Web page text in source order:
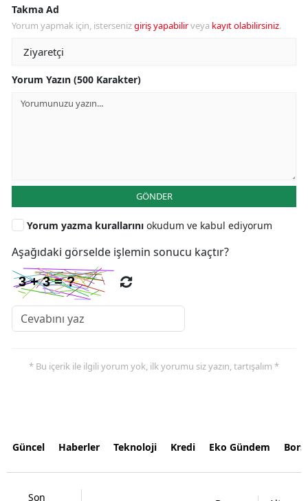
Takma Ad
Yorum yapmak için, istersenizgiriş yapabilirveya kayıt olabilirsiniz.
Yorum Yazın (500 Karakter)
GÖNDER
Yorum yazma kurallarını okudum ve kabul ediyorum
Aşağıdaki görselde işlemin sonucu kaçtır?
* Bu içerik ile ilgili yorum yok, ilk yorumu siz yazın, tartışalım *
Güncel Haberler Teknoloji Kredi Eko Gündem
Son